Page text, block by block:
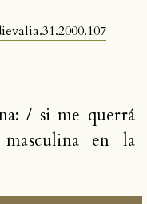
/ si me querrá
en la